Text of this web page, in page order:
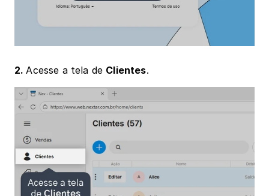
2. Acesse a tela de Clientes.